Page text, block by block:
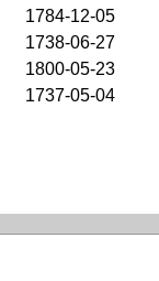
1784-12-05
1738-06-27
1800-05-23
1737-05-04